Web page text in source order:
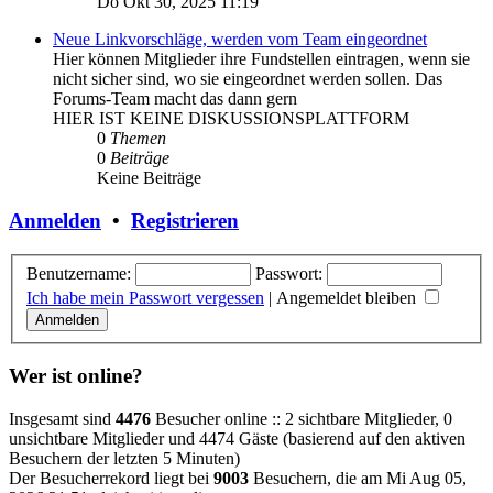
Neue Linkvorschläge, werden vom Team eingeordnet
Hier können Mitglieder ihre Fundstellen eintragen, wenn sie
nicht sicher sind, wo sie eingeordnet werden sollen. Das
Forums-Team macht das dann gern
HIER IST KEINE DISKUSSIONSPLATTFORM
0 Themen
0 Beiträge
Keine Beiträge
Anmelden • Registrieren
Benutzername:
Passwort:
Ich habe mein Passwort vergessen | Angemeldet bleiben
Wer ist online?
Insgesamt sind 4476 Besucher online :: 2 sichtbare Mitglieder, 0
unsichtbare Mitglieder und 4474 Gäste (basierend auf den aktiven
Besuchern der letzten 5 Minuten)
Der Besucherrekord liegt bei 9003 Besuchern, die am Mi Aug 05,